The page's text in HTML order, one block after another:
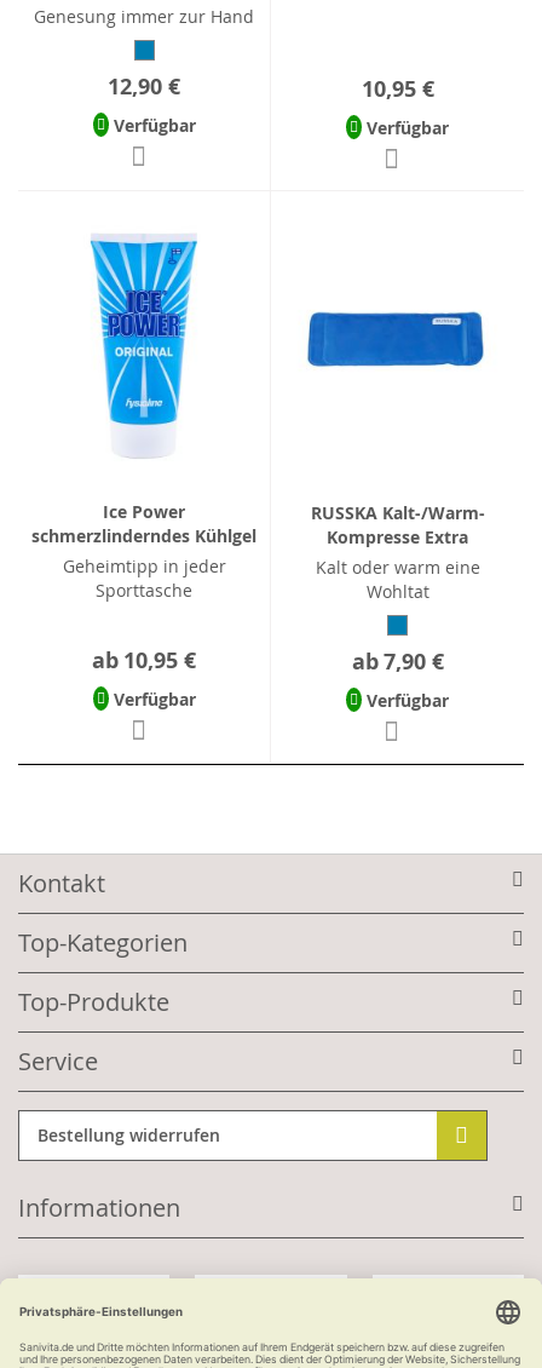
Genesung immer zur Hand
12,90 €
Verfügbar
10,95 €
Verfügbar
Ice Power
schmerzlinderndes Kühlgel
Geheimtipp in jeder
Sporttasche
ab 10,95 €
Verfügbar
RUSSKA Kalt-/Warm-
Kompresse Extra
Kalt oder warm eine
Wohltat
ab7,90 €
Verfügbar
Kontakt
Top-Kategorien
Top-Produkte
Service
Bestellung widerrufen
Informationen